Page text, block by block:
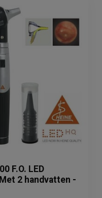
F.O. LED
2 handvatten -